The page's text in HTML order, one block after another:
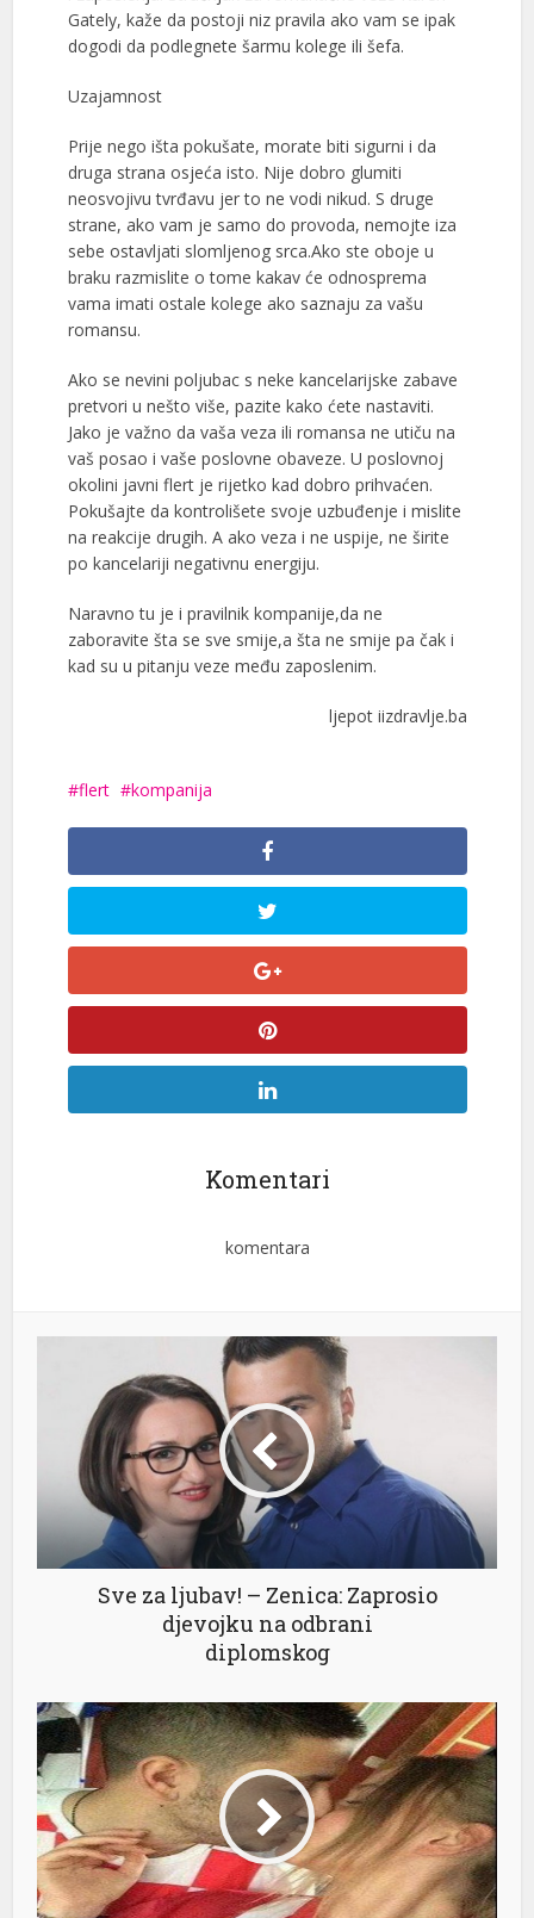
Gately, kaže da postoji niz pravila ako vam se ipak
dogodi da podlegnete šarmu kolege ili šefa.
Uzajamnost
Prije nego išta pokušate, morate biti sigurni i da
druga strana osjeća isto. Nije dobro glumiti
neosvojivu tvrđavu jer to ne vodi nikud. S druge
strane, ako vam je samo do provoda, nemojte iza
sebe ostavljati slomljenog srca.Ako ste oboje u
braku razmislite o tome kakav će odnosprema
vama imati ostale kolege ako saznaju za vašu
romansu.
Ako se nevini poljubac s neke kancelarijske zabave
pretvori u nešto više, pazite kako ćete nastaviti.
Jako je važno da vaša veza ili romansa ne utiču na
vaš posao i vaše poslovne obaveze. U poslovnoj
okolini javni flert je rijetko kad dobro prihvaćen.
Pokušajte da kontrolišete svoje uzbuđenje i mislite
na reakcije drugih. A ako veza i ne uspije, ne širite
po kancelariji negativnu energiju.
Naravno tu je i pravilnik kompanije,da ne
zaboravite šta se sve smije,a šta ne smije pa čak i
kad su u pitanju veze među zaposlenim.
ljepot iizdravlje.ba
flert kompanija
Komentari
komentara
Sve za ljubav! – Zenica: Zaprosio
djevojku na odbrani
diplomskog